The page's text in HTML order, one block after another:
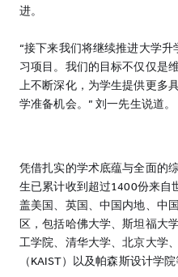
进。
“接下来我们将继续推进大学
习项目。我们的目标不仅仅是
上不断深化，为学生提供更多
学准备机会。” 刘一先生说道。
凭借扎实的学术底蕴与全面的
生已累计收到超过1400份来自
盖美国、英国、中国内地、中
区，包括哈佛大学、斯坦福大
工学院、清华大学、北京大学
（KAIST）以及帕森斯设计学